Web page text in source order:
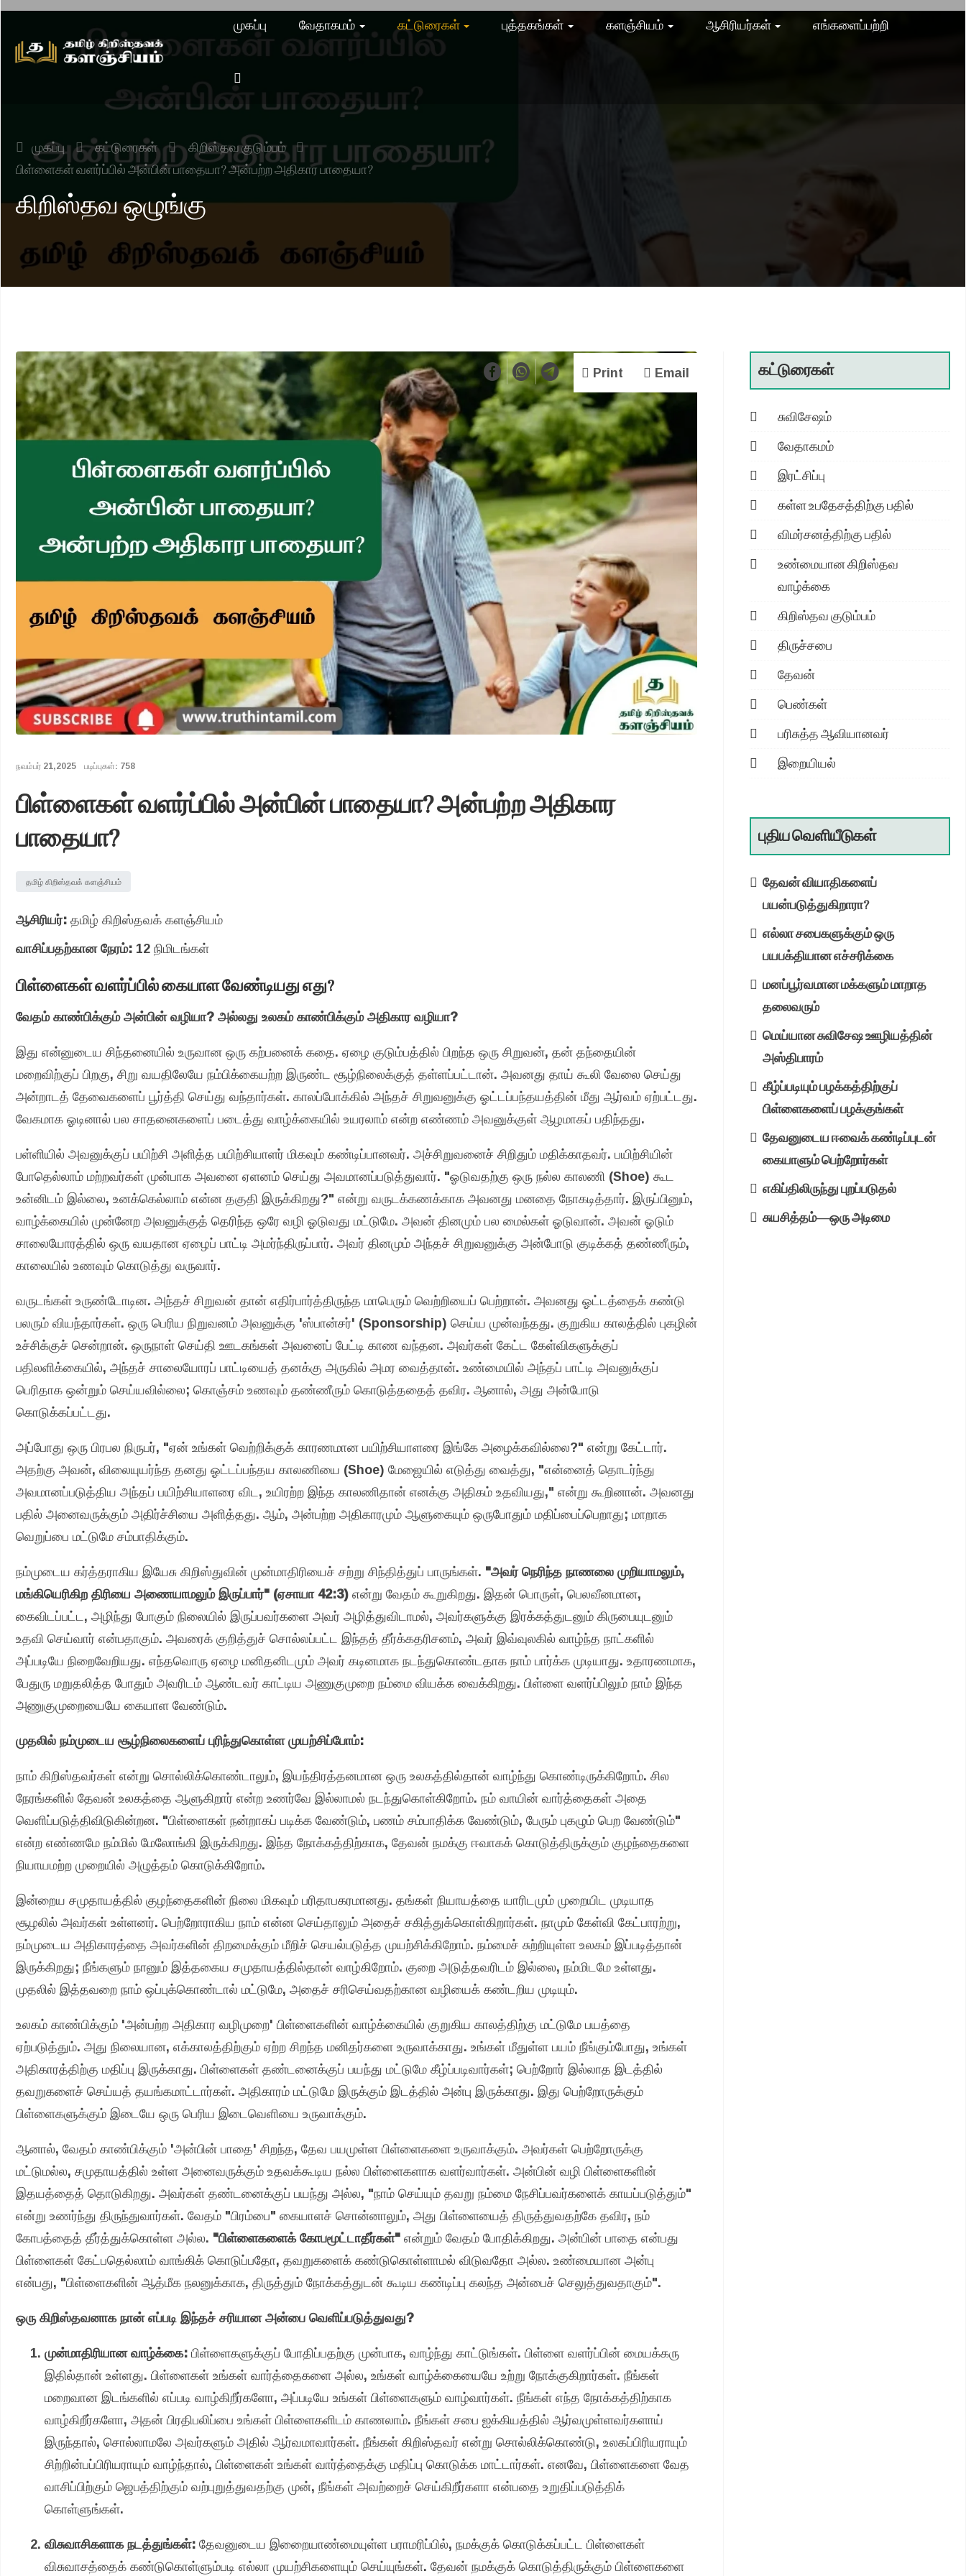
முகப்பு வேதாகமம் கட்டுரைகள் புத்தகங்கள் களஞ்சியம் ஆசிரியர்கள் எங்களைப்பற்றி
முகப்பு கட்டுரைகள் கிறிஸ்தவ குடும்பம்
பிள்ளைகள் வளர்ப்பில் அன்பின் பாதையா? அன்பற்ற அதிகார பாதையா?
கிறிஸ்தவ ஒழுங்கு
நவம்பர் 21,2025 படிப்புகள்: 758
பிள்ளைகள் வளர்ப்பில் அன்பின் பாதையா? அன்பற்ற அதிகார
பாதையா?
Print Email
தமிழ் கிறிஸ்தவக் களஞ்சியம்
ஆசிரியர்:தமிழ் கிறிஸ்தவக் களஞ்சியம்
வாசிப்பதற்கான நேரம்:12 நிமிடங்கள்
பிள்ளைகள் வளர்ப்பில் கையாள வேண்டியது எது?
வேதம் காண்பிக்கும் அன்பின் வழியா? அல்லது உலகம் காண்பிக்கும் அதிகார வழியா?
இது என்னுடைய சிந்தனையில் உருவான ஒரு கற்பனைக் கதை. ஏழை குடும்பத்தில் பிறந்த ஒரு சிறுவன், தன் தந்தையின்
மறைவிற்குப் பிறகு, சிறு வயதிலேயே நம்பிக்கையற்ற இருண்ட சூழ்நிலைக்குத் தள்ளப்பட்டான். அவனது தாய் கூலி வேலை செய்து
அன்றாடத் தேவைகளைப் பூர்த்தி செய்து வந்தார்கள். காலப்போக்கில் அந்தச் சிறுவனுக்கு ஓட்டப்பந்தயத்தின் மீது ஆர்வம் ஏற்பட்டது.
வேகமாக ஓடினால் பல சாதனைகளைப் படைத்து வாழ்க்கையில் உயரலாம் என்ற எண்ணம் அவனுக்குள் ஆழமாகப் பதிந்தது.
பள்ளியில் அவனுக்குப் பயிற்சி அளித்த பயிற்சியாளர் மிகவும் கண்டிப்பானவர். அச்சிறுவனைச் சிறிதும் மதிக்காதவர். பயிற்சியின்
போதெல்லாம் மற்றவர்கள் முன்பாக அவனை ஏளனம் செய்து அவமானப்படுத்துவார். "ஓடுவதற்கு ஒரு நல்ல காலணி (Shoe) கூட
உன்னிடம் இல்லை, உனக்கெல்லாம் என்ன தகுதி இருக்கிறது?" என்று வருடக்கணக்காக அவனது மனதை நோகடித்தார். இருப்பினும்,
வாழ்க்கையில் முன்னேற அவனுக்குத் தெரிந்த ஒரே வழி ஓடுவது மட்டுமே. அவன் தினமும் பல மைல்கள் ஓடுவான். அவன் ஓடும்
சாலையோரத்தில் ஒரு வயதான ஏழைப் பாட்டி அமர்ந்திருப்பார். அவர் தினமும் அந்தச் சிறுவனுக்கு அன்போடு குடிக்கத் தண்ணீரும்,
காலையில் உணவும் கொடுத்து வருவார்.
வருடங்கள் உருண்டோடின. அந்தச் சிறுவன் தான் எதிர்பார்த்திருந்த மாபெரும் வெற்றியைப் பெற்றான். அவனது ஓட்டத்தைக் கண்டு
பலரும் வியந்தார்கள். ஒரு பெரிய நிறுவனம் அவனுக்கு 'ஸ்பான்சர்' (Sponsorship) செய்ய முன்வந்தது. குறுகிய காலத்தில் புகழின்
உச்சிக்குச் சென்றான். ஒருநாள் செய்தி ஊடகங்கள் அவனைப் பேட்டி காண வந்தன. அவர்கள் கேட்ட கேள்விகளுக்குப்
பதிலளிக்கையில், அந்தச் சாலையோரப் பாட்டியைத் தனக்கு அருகில் அமர வைத்தான். உண்மையில் அந்தப் பாட்டி அவனுக்குப்
பெரிதாக ஒன்றும் செய்யவில்லை; கொஞ்சம் உணவும் தண்ணீரும் கொடுத்ததைத் தவிர. ஆனால், அது அன்போடு
கொடுக்கப்பட்டது.
அப்போது ஒரு பிரபல நிருபர், "ஏன் உங்கள் வெற்றிக்குக் காரணமான பயிற்சியாளரை இங்கே அழைக்கவில்லை?" என்று கேட்டார்.
அதற்கு அவன், விலையுயர்ந்த தனது ஓட்டப்பந்தய காலணியை (Shoe) மேஜையில் எடுத்து வைத்து, "என்னைத் தொடர்ந்து
அவமானப்படுத்திய அந்தப் பயிற்சியாளரை விட, உயிரற்ற இந்த காலணிதான் எனக்கு அதிகம் உதவியது," என்று கூறினான். அவனது
பதில் அனைவருக்கும் அதிர்ச்சியை அளித்தது. ஆம், அன்பற்ற அதிகாரமும் ஆளுகையும் ஒருபோதும் மதிப்பைப்பெறாது; மாறாக
வெறுப்பை மட்டுமே சம்பாதிக்கும்.
நம்முடைய கர்த்தராகிய இயேசு கிறிஸ்துவின் முன்மாதிரியைச் சற்று சிந்தித்துப் பாருங்கள். "அவர் நெரிந்த நாணலை முறியாமலும்,
மங்கியெரிகிற திரியை அணையாமலும் இருப்பார்" (ஏசாயா 42:3)என்று வேதம் கூறுகிறது. இதன் பொருள், பெலவீனமான,
கைவிடப்பட்ட, அழிந்து போகும் நிலையில் இருப்பவர்களை அவர் அழித்துவிடாமல், அவர்களுக்கு இரக்கத்துடனும் கிருபையுடனும்
உதவி செய்வார் என்பதாகும். அவரைக் குறித்துச் சொல்லப்பட்ட இந்தத் தீர்க்கதரிசனம், அவர் இவ்வுலகில் வாழ்ந்த நாட்களில்
அப்படியே நிறைவேறியது. எந்தவொரு ஏழை மனிதனிடமும் அவர் கடினமாக நடந்துகொண்டதாக நாம் பார்க்க முடியாது. உதாரணமாக,
பேதுரு மறுதலித்த போதும் அவரிடம் ஆண்டவர் காட்டிய அணுகுமுறை நம்மை வியக்க வைக்கிறது. பிள்ளை வளர்ப்பிலும் நாம் இந்த
அணுகுமுறையையே கையாள வேண்டும்.
முதலில் நம்முடைய சூழ்நிலைகளைப் புரிந்துகொள்ள முயற்சிப்போம்:
நாம் கிறிஸ்தவர்கள் என்று சொல்லிக்கொண்டாலும், இயந்திரத்தனமான ஒரு உலகத்தில்தான் வாழ்ந்து கொண்டிருக்கிறோம். சில
நேரங்களில் தேவன் உலகத்தை ஆளுகிறார் என்ற உணர்வே இல்லாமல் நடந்துகொள்கிறோம். நம் வாயின் வார்த்தைகள் அதை
வெளிப்படுத்திவிடுகின்றன. "பிள்ளைகள் நன்றாகப் படிக்க வேண்டும், பணம் சம்பாதிக்க வேண்டும், பேரும் புகழும் பெற வேண்டும்"
என்ற எண்ணமே நம்மில் மேலோங்கி இருக்கிறது. இந்த நோக்கத்திற்காக, தேவன் நமக்கு ஈவாகக் கொடுத்திருக்கும் குழந்தைகளை
நியாயமற்ற முறையில் அழுத்தம் கொடுக்கிறோம்.
இன்றைய சமுதாயத்தில் குழந்தைகளின் நிலை மிகவும் பரிதாபகரமானது. தங்கள் நியாயத்தை யாரிடமும் முறையிட முடியாத
சூழலில் அவர்கள் உள்ளனர். பெற்றோராகிய நாம் என்ன செய்தாலும் அதைச் சகித்துக்கொள்கிறார்கள். நாமும் கேள்வி கேட்பாரற்று,
நம்முடைய அதிகாரத்தை அவர்களின் திறமைக்கும் மீறிச் செயல்படுத்த முயற்சிக்கிறோம். நம்மைச் சுற்றியுள்ள உலகம் இப்படித்தான்
இருக்கிறது; நீங்களும் நானும் இத்தகைய சமுதாயத்தில்தான் வாழ்கிறோம். குறை அடுத்தவரிடம் இல்லை, நம்மிடமே உள்ளது.
முதலில் இத்தவறை நாம் ஒப்புக்கொண்டால் மட்டுமே, அதைச் சரிசெய்வதற்கான வழியைக் கண்டறிய முடியும்.
உலகம் காண்பிக்கும் 'அன்பற்ற அதிகார வழிமுறை' பிள்ளைகளின் வாழ்க்கையில் குறுகிய காலத்திற்கு மட்டுமே பயத்தை
ஏற்படுத்தும். அது நிலையான, எக்காலத்திற்கும் ஏற்ற சிறந்த மனிதர்களை உருவாக்காது. உங்கள் மீதுள்ள பயம் நீங்கும்போது, உங்கள்
அதிகாரத்திற்கு மதிப்பு இருக்காது. பிள்ளைகள் தண்டனைக்குப் பயந்து மட்டுமே கீழ்ப்படிவார்கள்; பெற்றோர் இல்லாத இடத்தில்
தவறுகளைச் செய்யத் தயங்கமாட்டார்கள். அதிகாரம் மட்டுமே இருக்கும் இடத்தில் அன்பு இருக்காது. இது பெற்றோருக்கும்
பிள்ளைகளுக்கும் இடையே ஒரு பெரிய இடைவெளியை உருவாக்கும்.
ஆனால், வேதம் காண்பிக்கும் 'அன்பின் பாதை' சிறந்த, தேவ பயமுள்ள பிள்ளைகளை உருவாக்கும். அவர்கள் பெற்றோருக்கு
மட்டுமல்ல, சமுதாயத்தில் உள்ள அனைவருக்கும் உதவக்கூடிய நல்ல பிள்ளைகளாக வளர்வார்கள். அன்பின் வழி பிள்ளைகளின்
இதயத்தைத் தொடுகிறது. அவர்கள் தண்டனைக்குப் பயந்து அல்ல, "நாம் செய்யும் தவறு நம்மை நேசிப்பவர்களைக் காயப்படுத்தும்"
என்று உணர்ந்து திருந்துவார்கள். வேதம் "பிரம்பை" கையாளச் சொன்னாலும், அது பிள்ளையைத் திருத்துவதற்கே தவிர, நம்
கோபத்தைத் தீர்த்துக்கொள்ள அல்ல. "பிள்ளைகளைக் கோபமூட்டாதீர்கள்"என்றும் வேதம் போதிக்கிறது. அன்பின் பாதை என்பது
பிள்ளைகள் கேட்பதெல்லாம் வாங்கிக் கொடுப்பதோ, தவறுகளைக் கண்டுகொள்ளாமல் விடுவதோ அல்ல. உண்மையான அன்பு
என்பது, "பிள்ளைகளின் ஆத்மீக நலனுக்காக, திருத்தும் நோக்கத்துடன் கூடிய கண்டிப்பு கலந்த அன்பைச் செலுத்துவதாகும்".
ஒரு கிறிஸ்தவனாக நான் எப்படி இந்தச் சரியான அன்பை வெளிப்படுத்துவது?
முன்மாதிரியான வாழ்க்கை:பிள்ளைகளுக்குப் போதிப்பதற்கு முன்பாக, வாழ்ந்து காட்டுங்கள். பிள்ளை வளர்ப்பின் மையக்கரு
இதில்தான் உள்ளது. பிள்ளைகள் உங்கள் வார்த்தைகளை அல்ல, உங்கள் வாழ்க்கையையே உற்று நோக்குகிறார்கள். நீங்கள்
மறைவான இடங்களில் எப்படி வாழ்கிறீர்களோ, அப்படியே உங்கள் பிள்ளைகளும் வாழ்வார்கள். நீங்கள் எந்த நோக்கத்திற்காக
வாழ்கிறீர்களோ, அதன் பிரதிபலிப்பை உங்கள் பிள்ளைகளிடம் காணலாம். நீங்கள் சபை ஐக்கியத்தில் ஆர்வமுள்ளவர்களாய்
இருந்தால், சொல்லாமலே அவர்களும் அதில் ஆர்வமாவார்கள். நீங்கள் கிறிஸ்தவர் என்று சொல்லிக்கொண்டு, உலகப்பிரியராயும்
சிற்றின்பப்பிரியராயும் வாழ்ந்தால், பிள்ளைகள் உங்கள் வார்த்தைக்கு மதிப்பு கொடுக்க மாட்டார்கள். எனவே, பிள்ளைகளை வேத
வாசிப்பிற்கும் ஜெபத்திற்கும் வற்புறுத்துவதற்கு முன், நீங்கள் அவற்றைச் செய்கிறீர்களா என்பதை உறுதிப்படுத்திக்
கொள்ளுங்கள்.
விசுவாசிகளாக நடத்துங்கள்:தேவனுடைய இறைையாண்மையுள்ள பராமரிப்பில், நமக்குக் கொடுக்கப்பட்ட பிள்ளைகள்
விசுவாசத்தைக் கண்டுகொள்ளும்படி எல்லா முயற்சிகளையும் செய்யுங்கள். தேவன் நமக்குக் கொடுத்திருக்கும் பிள்ளைகளை
கட்டுரைகள்
சுவிசேஷம்
வேதாகமம்
இரட்சிப்பு
கள்ள உபதேசத்திற்கு பதில்
விமர்சனத்திற்கு பதில்
உண்மையான கிறிஸ்தவ
வாழ்க்கை
கிறிஸ்தவ குடும்பம்
திருச்சபை
தேவன்
பெண்கள்
பரிசுத்த ஆவியானவர்
இறையியல்
புதிய வெளியீடுகள்
தேவன் வியாதிகளைப்
பயன்படுத்துகிறாரா?
எல்லா சபைகளுக்கும் ஒரு
பயபக்தியான எச்சரிக்கை
மனப்பூர்வமான மக்களும் மாறாத
தலைவரும்
மெய்யான சுவிசேஷ ஊழியத்தின்
அஸ்திபாரம்
கீழ்ப்படியும் பழக்கத்திற்குப்
பிள்ளைகளைப் பழக்குங்கள்
தேவனுடைய ஈவைக் கண்டிப்புடன்
கையாளும் பெற்றோர்கள்
எகிப்திலிருந்து புறப்படுதல்
சுயசித்தம்—ஒரு அடிமை